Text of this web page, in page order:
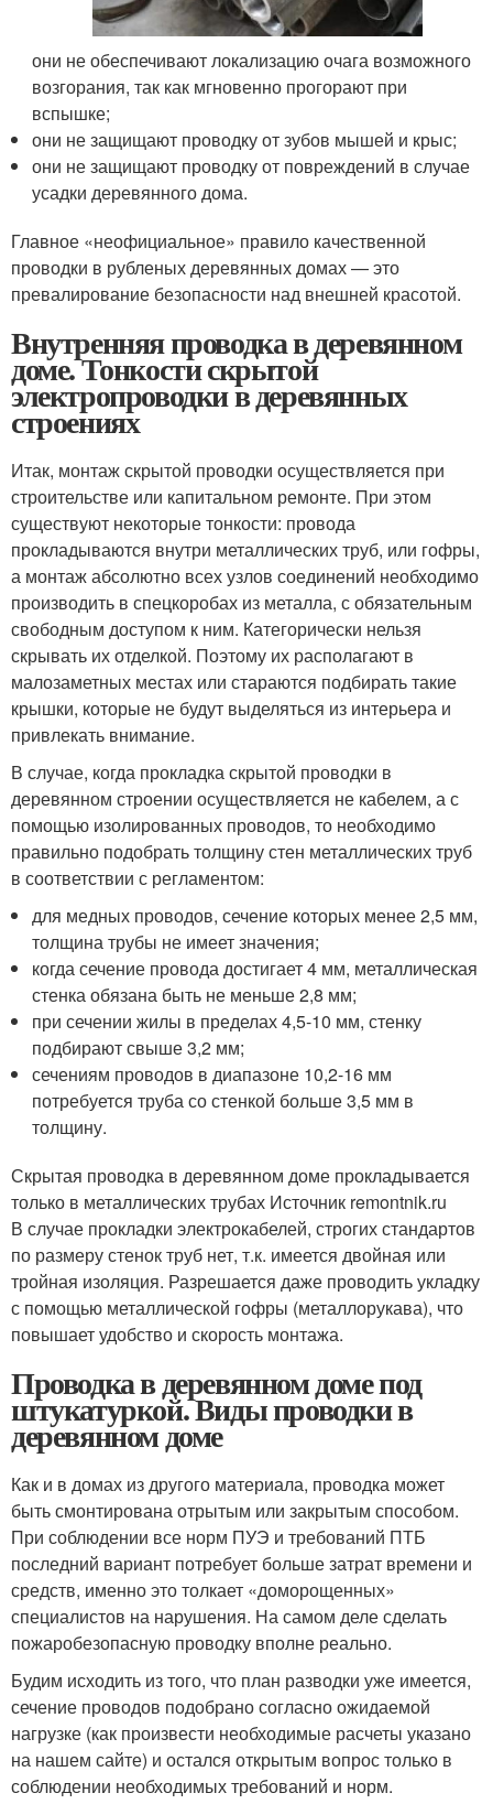
они не обеспечивают локализацию очага возможного
возгорания, так как мгновенно прогорают при
вспышке;
они не защищают проводку от зубов мышей и крыс;
они не защищают проводку от повреждений в случае
усадки деревянного дома.
Главное «неофициальное» правило качественной
проводки в рубленых деревянных домах — это
превалирование безопасности над внешней красотой.
Внутренняя проводка в деревянном
доме. Тонкости скрытой
электропроводки в деревянных
строениях
Итак, монтаж скрытой проводки осуществляется при
строительстве или капитальном ремонте. При этом
существуют некоторые тонкости: провода
прокладываются внутри металлических труб, или гофры,
а монтаж абсолютно всех узлов соединений необходимо
производить в спецкоробах из металла, с обязательным
свободным доступом к ним. Категорически нельзя
скрывать их отделкой. Поэтому их располагают в
малозаметных местах или стараются подбирать такие
крышки, которые не будут выделяться из интерьера и
привлекать внимание.
В случае, когда прокладка скрытой проводки в
деревянном строении осуществляется не кабелем, а с
помощью изолированных проводов, то необходимо
правильно подобрать толщину стен металлических труб
в соответствии с регламентом:
для медных проводов, сечение которых менее 2,5 мм,
толщина трубы не имеет значения;
когда сечение провода достигает 4 мм, металлическая
стенка обязана быть не меньше 2,8 мм;
при сечении жилы в пределах 4,5-10 мм, стенку
подбирают свыше 3,2 мм;
сечениям проводов в диапазоне 10,2-16 мм
потребуется труба со стенкой больше 3,5 мм в
толщину.
Скрытая проводка в деревянном доме прокладывается
только в металлических трубах Источник remontnik.ru
В случае прокладки электрокабелей, строгих стандартов
по размеру стенок труб нет, т.к. имеется двойная или
тройная изоляция. Разрешается даже проводить укладку
с помощью металлической гофры (металлорукава), что
повышает удобство и скорость монтажа.
Проводка в деревянном доме под
штукатуркой. Виды проводки в
деревянном доме
Как и в домах из другого материала, проводка может
быть смонтирована отрытым или закрытым способом.
При соблюдении все норм ПУЭ и требований ПТБ
последний вариант потребует больше затрат времени и
средств, именно это толкает «доморощенных»
специалистов на нарушения. На самом деле сделать
пожаробезопасную проводку вполне реально.
Будим исходить из того, что план разводки уже имеется,
сечение проводов подобрано согласно ожидаемой
нагрузке (как произвести необходимые расчеты указано
на нашем сайте) и остался открытым вопрос только в
соблюдении необходимых требований и норм.